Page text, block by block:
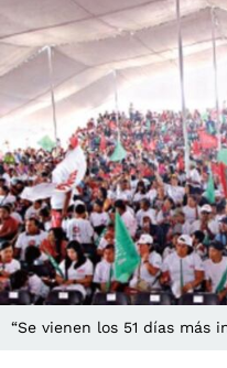
“Se vienen los 51 días más